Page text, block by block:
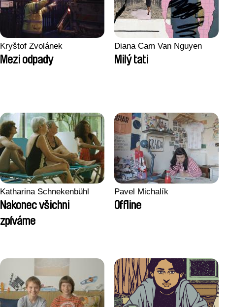
Kryštof Zvolánek
Mezi odpady
Diana Cam Van Nguyen
Milý tati
Katharina Schnekenbühl
Nakonec všichni
zpíváme
Pavel Michalík
Offline